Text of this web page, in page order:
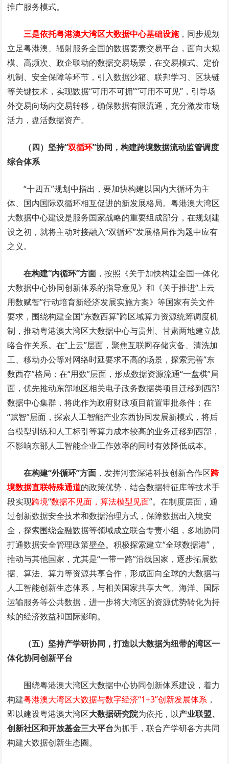
推广服务模式。
三是依托粤港澳大湾区大数据中心基础设施，同步规划
立足粤港澳、辐射服务全国的数据要素交易平台，面向大规
模、高频次、政企联动的数据交易场景，在交易模式、定价
机制、安全保障等环节，引入数据沙箱、联邦学习、区块链
等关键技术，实现数据“可用不可拥”“可用不可见”，引导场
外交易向场内交易转移，确保数据有限流通，充分激发市场
活力，盘活数据资产。
（四）坚持“双循环”协同，构建跨境数据流动监管调度
综合体系
“十四五”规划中指出，要加快构建以国内大循环为主
体、国内国际双循环相互促进的新发展格局。粤港澳大湾区
大数据中心建设是服务国家战略的重要组成部分，在规划建
设之初，就将主动对接融入“双循环”发展格局作为题中应有
之义。
在构建“内循环”方面 ，按照《关于加快构建全国一体化
大数据中心协同创新体系的指导意见》和《关于推进“上云
用数赋智”行动培育新经济发展实施方案》等国家有关文件
要求，围绕构建全国“东数西算”跨区域算力资源统筹调度机
制，推动粤港澳大湾区大数据中心与贵州、甘肃两地建立战
略合作关系。在“上云”层面，聚焦互联网存储灾备、清洗加
工、移动办公等对网络时延要求不高的场景，探索完善“东
数西存”格局；在“用数”层面，形成数据资源流通“一盘棋”局
面，优先推动东部地区相关电子政务数据类项目迁移到西部
数据中心集群，将此作为政府财政项目前置审批条件；在
“赋智”层面，探索人工智能产业东西协同发展新模式，将后
台模型训练和人工标引等算力成本较高的业务迁移到西部，
不影响东部人工智能企业工作效率的同时有效降低成本。
在构建“外循环”方面 ，发挥河套深港科技创新合作区跨
境数据直联特殊通道的政策优势，结合数据特征库等技术手
段实现跨境“数据不见面，算法模型见面”。在制度层面，通
过创新数据安全技术和数据治理方式，保障数据出入境安
全，探索围绕金融数据等领域成立联合专责小组，多地协同
打通数据安全管理政策壁垒。积极探索建立“全球数据港”，
推动与其他国家，尤其是“一带一路”沿线国家，逐步拓展数
据、算法、算力等资源共享合作，形成面向全球的大数据与
人工智能创新生态体系，与相关国家共享大气、海洋、国际
运输服务等公共数据，进一步将大湾区的资源优势转化为持
续的经济效益和国际影响。
（五）坚持产学研协同，打造以大数据为纽带的湾区一
体化协同创新平台
围绕粤港澳大湾区大数据中心协同创新体系建设，着力
构建粤港澳大湾区大数据与数字经济“1+3”创新发展体系 ，
即以建设粤港澳大湾区大数据研究院为依托，以产业联盟、
创新社区和开放基金三大平台为抓手，联合产学研各方共同
构建大数据创新生态圈。